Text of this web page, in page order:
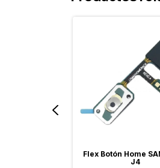
Flex Botón Home
J4